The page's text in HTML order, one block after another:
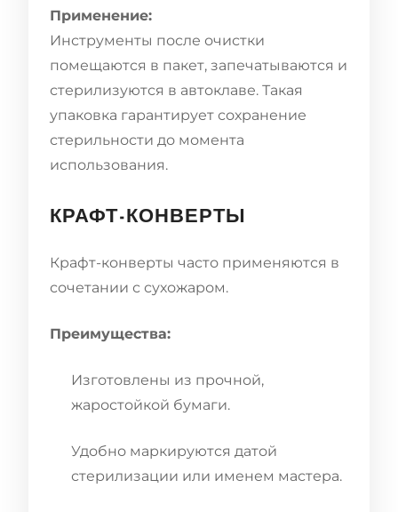
Применение:
Инструменты после очистки
помещаются в пакет, запечатываются и
стерилизуются в автоклаве. Такая
упаковка гарантирует сохранение
стерильности до момента
использования.
КРАФТ-КОНВЕРТЫ
Крафт-конверты часто применяются в
сочетании с сухожаром.
Преимущества:
Изготовлены из прочной,
жаростойкой бумаги.
Удобно маркируются датой
стерилизации или именем мастера.